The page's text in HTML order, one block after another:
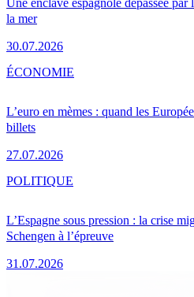
la mer
30.07.2026
L’euro en mèmes : quand les
billets
27.07.2026
ÉCONOMIE
L’Espagne sous pression : la crise
Schengen à l’épreuve
31.07.2026
POLITIQUE